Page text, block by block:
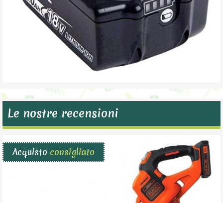
Le nostre recensioni
Acquisto consigliato